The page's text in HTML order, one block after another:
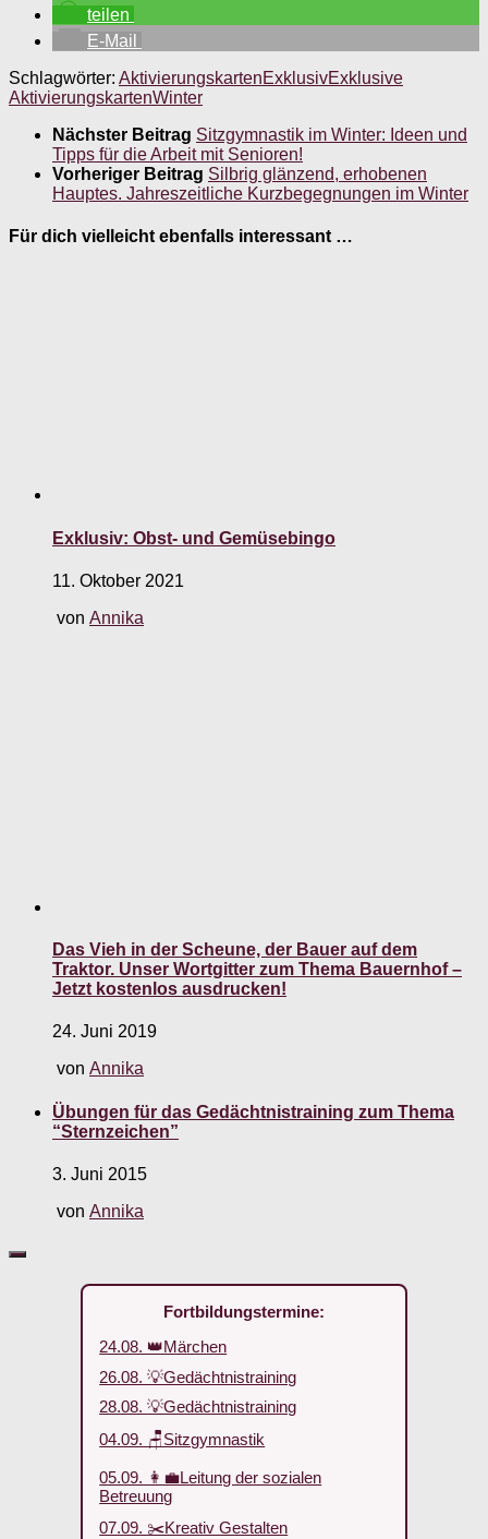
teilen
E-Mail
Schlagwörter: AktivierungskartenExklusivExklusive
AktivierungskartenWinter
Nächster Beitrag Sitzgymnastik im Winter: Ideen und
Tipps für die Arbeit mit Senioren!
Vorheriger Beitrag Silbrig glänzend, erhobenen
Hauptes. Jahreszeitliche Kurzbegegnungen im Winter
Für dich vielleicht ebenfalls interessant …
Exklusiv: Obst- und Gemüsebingo
11. Oktober 2021
von Annika
Das Vieh in der Scheune, der Bauer auf dem
Traktor. Unser Wortgitter zum Thema Bauernhof –
Jetzt kostenlos ausdrucken!
24. Juni 2019
von Annika
Übungen für das Gedächtnistraining zum Thema
“Sternzeichen”
3. Juni 2015
von Annika
Fortbildungstermine:
24.08. 👑Märchen
26.08. 💡Gedächtnistraining
28.08. 💡Gedächtnistraining
04.09. 🪑Sitzgymnastik
05.09. 👩‍💼Leitung der sozialen
Betreuung
07.09. ✂️Kreativ Gestalten